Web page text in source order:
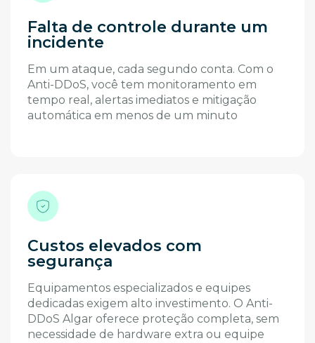
Falta de controle durante um
incidente
Em um ataque, cada segundo conta. Com o
Anti-DDoS, você tem monitoramento em
tempo real, alertas imediatos e mitigação
automática em menos de um minuto
Custos elevados com
segurança
Equipamentos especializados e equipes
dedicadas exigem alto investimento. O Anti-
DDoS Algar oferece proteção completa, sem
necessidade de hardware extra ou equipe